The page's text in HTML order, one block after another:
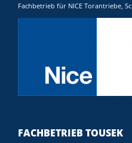
Fachbetrieb für NICE Torantriebe,
FACHBETRIEB TOUSEK